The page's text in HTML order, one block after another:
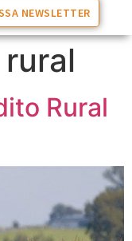
NEWSLETTER
Rural